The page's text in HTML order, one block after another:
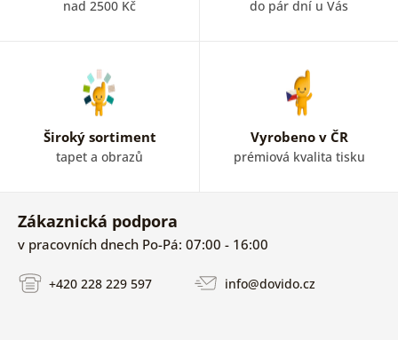
nad 2500 Kč do pár dní u Vás
Široký sortiment
tapet a obrazů
Vyrobeno v ČR
prémiová kvalita tisku
Zákaznická podpora
v pracovních dnech Po-Pá: 07:00 - 16:00
+420 228 229 597 info@dovido.cz